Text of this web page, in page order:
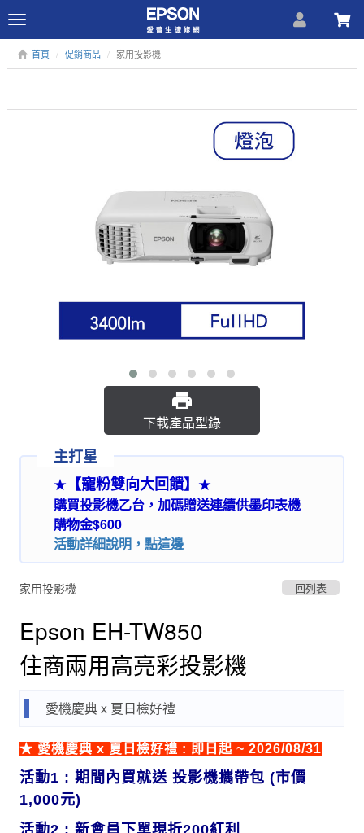
Toggle
navigation
首頁 促銷商品 家用投影機
下載產品型錄
主打星
★ 【寵粉雙向大回饋】 ★
購買投影機乙台，加碼贈送連續供墨印表機
購物金$600
活動詳細說明，點這邊
家用投影機 回列表
Epson EH-TW850
住商兩用高亮彩投影機
愛機慶典 x 夏日檢好禮
★ 愛機慶典 x 夏日檢好禮 : 即日起 ~ 2026/08/31
活動1 : 期間內買就送 投影機攜帶包 (市價
1,000元)
活動2 : 新會員下單現折200紅利